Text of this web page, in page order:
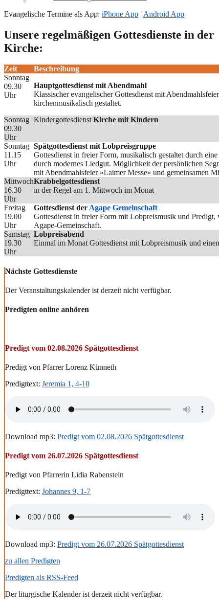
Evangelische Termine als App: iPhone App | Android App
Unsere regelmäßigen Gottesdienste in der
Kirche:
Zeit
Beschreibung
Sonntag
09.30
Uhr
Hauptgottesdienst mit Abendmahl
Klassischer evangelischer Gottesdienst mit
kirchenmusikalisch gestaltet.
Sonntag
09.30
Uhr
Kindergottesdienst Kirche mit Kindern
Sonntag
11.15
Uhr
Spätgottesdienst mit Lobpreisgruppe
Gottesdienst in freier Form, musikalisch gestaltet durch
durch modernes Liedgut. Möglichkeit der persönlichen
mit Abendmahlsfeier »Laimer Messe« und gemeinsamen
Mittwoch
16.30
Uhr
Krabbelgottesdienst
in der Regel am 1. Mittwoch im Monat
Freitag
19.00
Uhr
Gottesdienst der Agape Gemeinschaft
Gottesdienst in freier Form mit Lobpreismusik und Predigt,
Agape-Gemeinschaft.
Samstag
19.30
Uhr
Lobpreisabend
Einmal im Monat Gottesdienst mit Lobpreismusik und
Nächste Gottesdienste
Der Veranstaltungskalender ist derzeit nicht verfügbar.
Predigten online anhören
Predigt vom 02.08.2026 Spätgottesdienst
Predigt von Pfarrer Lorenz Künneth
Predigttext: Jeremia 1, 4-10
Download mp3: Predigt vom 02.08.2026 Spätgottesdienst
Predigt vom 26.07.2026 Spätgottesdienst
Predigt von Pfarrerin Lidia Rabenstein
Predigttext: Johannes 9, 1-7
Download mp3: Predigt vom 26.07.2026 Spätgottesdienst
zu allen Predigten
Predigten als RSS-Feed
Der liturgische Kalender ist derzeit nicht verfügbar.